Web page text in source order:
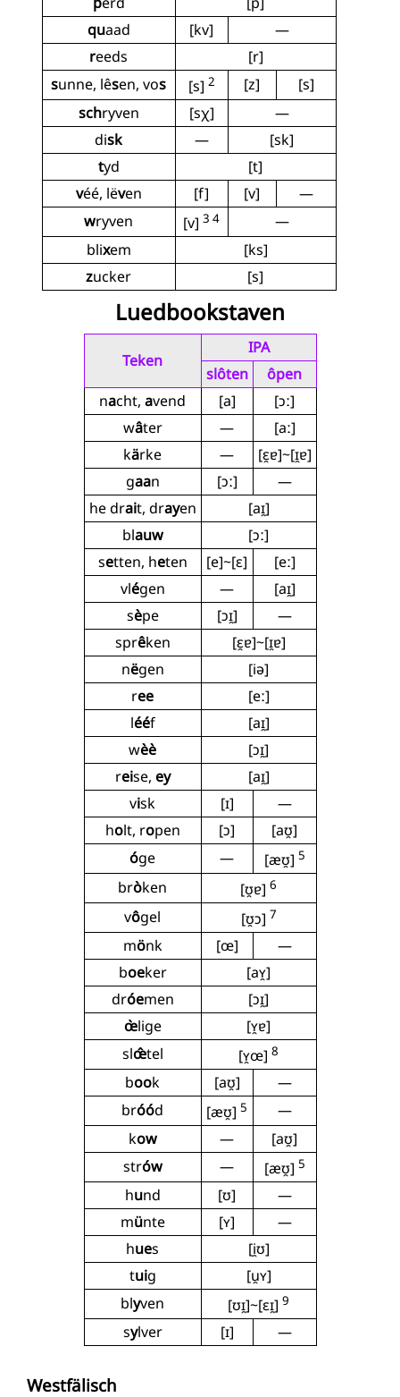
quaad [kv]
—
reeds
[r]
sunne, lêsen, vos [s] 2 [z]
[s]
schryven [sχ]
—
disk —
[sk]
tyd
[t]
véé, lëven [f] [v]
—
wryven [v] 3 4
—
blixem
[ks]
zucker [s]
Luedbookstaven
Teken
IPA
slôten
ôpen
nacht, avend [a]
[ɔː]
wâter —
[aː]
kärke —
[ɛ̯ɐ]~[ɪ̯ɐ]
gaan [ɔː]
—
he drait, drayen
[aɪ̯]
blauw
[ɔː]
setten, heten [e]~[ɛ]
[eː]
vlégen —
[aɪ̯]
sèpe [ɔɪ̯]
—
sprêken
[ɛ̯ɐ]~[ɪ̯ɐ]
nëgen
[iə]
ree
[eː]
lééf
[aɪ̯]
wèè
[ɔɪ̯]
reise, ey
[aɪ̯]
visk [ɪ]
—
holt, ropen [ɔ]
[aʊ̯]
óge — [æʊ̯] 5
bròken [ʊ̯ɐ] 6
vôgel [ʊ̯ɔ] 7
mönk [œ]
—
boeker
[aʏ̯]
dróemen
[ɔɪ̯]
œ̀lige
[ʏ̯ɐ]
slœ̂tel [ʏ̯œ] 8
book [aʊ̯]
—
bróód [æʊ̯] 5
—
kow —
[aʊ̯]
strów — [æʊ̯] 5
hund [ʊ]
—
münte [ʏ]
—
hues
[i̯ʊ]
tuig
[u̯ʏ]
blyven [ʊɪ̯]~[ɛɪ̯] 9
sylver [ɪ] —
Westfälisch